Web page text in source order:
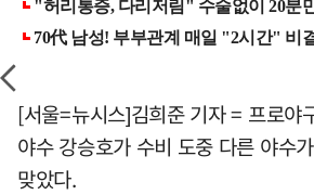
[서울=뉴시스]김희준 기자 = 프로야
야수 강승호가 수비 도중 다른 야수
맞았다.